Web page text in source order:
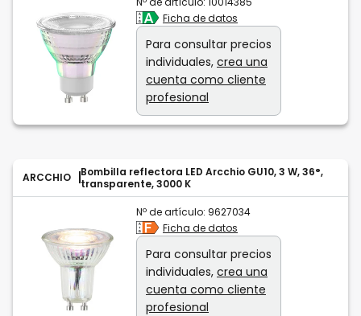
Ficha de datos
Para consultar precios
individuales, crea una
cuenta como cliente
profesional
ARCCHIO
Bombilla reflectora LED Arcchio GU10, 3 W, 36°,
transparente, 3000 K
Nº de artículo: 9627034
Ficha de datos
Para consultar precios
individuales, crea una
cuenta como cliente
profesional